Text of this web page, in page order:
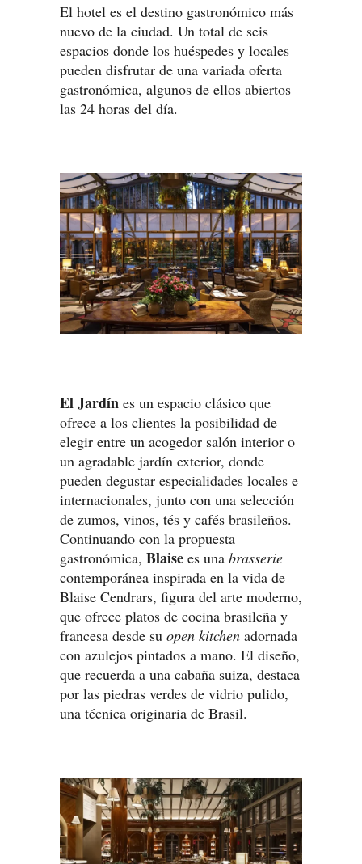
El hotel es el destino gastronómico más
nuevo de la ciudad. Un total de seis
espacios donde los huéspedes y locales
pueden disfrutar de una variada oferta
gastronómica, algunos de ellos abiertos
las 24 horas del día.
El Jardín es un espacio clásico que
ofrece a los clientes la posibilidad de
elegir entre un acogedor salón interior o
un agradable jardín exterior, donde
pueden degustar especialidades locales e
internacionales, junto con una selección
de zumos, vinos, tés y cafés brasileños.
Continuando con la propuesta
gastronómica, Blaise es una brasserie
contemporánea inspirada en la vida de
Blaise Cendrars, figura del arte moderno,
que ofrece platos de cocina brasileña y
francesa desde su open kitchen adornada
con azulejos pintados a mano. El diseño,
que recuerda a una cabaña suiza, destaca
por las piedras verdes de vidrio pulido,
una técnica originaria de Brasil.